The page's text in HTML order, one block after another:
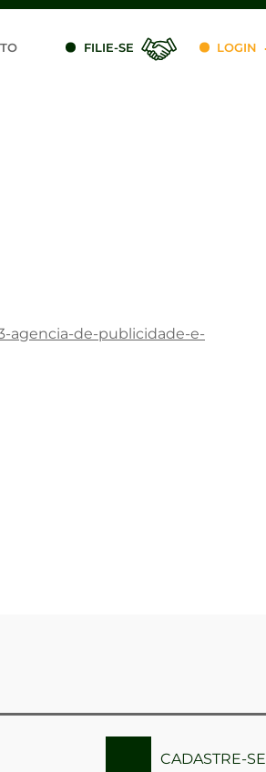
FILIE-SE LOGIN
agencia-de-publicidade-e-
CADASTRE-SE